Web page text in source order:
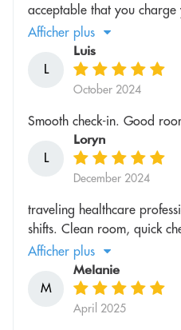
acceptable that you charge
Afficher plus
L
Luis
October 2024
Smooth check-in. Good
L
Loryn
December 2024
traveling healthcare
shifts. Clean room, quick
Afficher plus
M
Melanie
April 2025